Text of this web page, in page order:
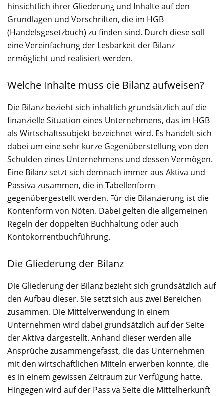
hinsichtlich ihrer Gliederung und Inhalte auf den
Grundlagen und Vorschriften, die im HGB
(Handelsgesetzbuch) zu finden sind. Durch diese soll
eine Vereinfachung der Lesbarkeit der Bilanz
ermöglicht und realisiert werden.
Welche Inhalte muss die Bilanz aufweisen?
Die Bilanz bezieht sich inhaltlich grundsätzlich auf die
finanzielle Situation eines Unternehmens, das im HGB
als Wirtschaftssubjekt bezeichnet wird. Es handelt sich
dabei um eine sehr kurze Gegenüberstellung von den
Schulden eines Unternehmens und dessen Vermögen.
Eine Bilanz setzt sich demnach immer aus Aktiva und
Passiva zusammen, die in Tabellenform
gegenübergestellt werden. Für die Bilanzierung ist die
Kontenform von Nöten. Dabei gelten die allgemeinen
Regeln der doppelten Buchhaltung oder auch
Kontokorrentbuchführung.
Die Gliederung der Bilanz
Die Gliederung der Bilanz bezieht sich grundsätzlich auf
den Aufbau dieser. Sie setzt sich aus zwei Bereichen
zusammen. Die Mittelverwendung in einem
Unternehmen wird dabei grundsätzlich auf der Seite
der Aktiva dargestellt. Anhand dieser werden alle
Ansprüche zusammengefasst, die das Unternehmen
mit den wirtschaftlichen Mitteln erwerben konnte, die
es in einem gewissen Zeitraum zur Verfügung hatte.
Hingegen wird auf der Passiva Seite die Mittelherkunft